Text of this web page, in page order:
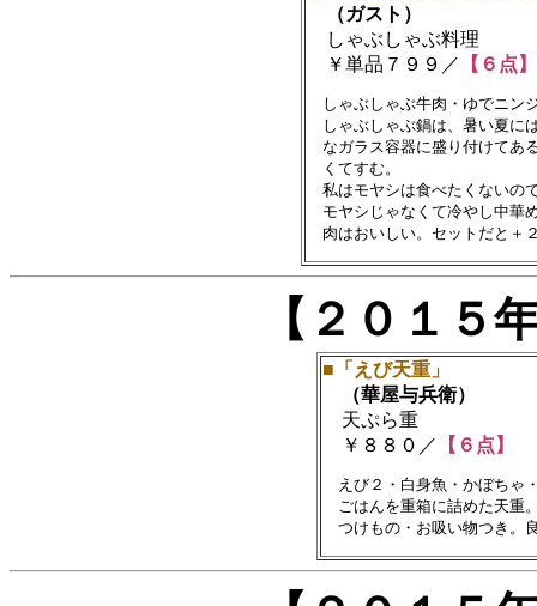
（ガスト）
しゃぶしゃぶ料理
￥単品７９９／
【６点】
しゃぶしゃぶ牛肉・ゆでニン
しゃぶしゃぶ鍋は、暑い夏に
なガラス容器に盛り付けてあ
くてすむ。
私はモヤシは食べたくないの
モヤシじゃなくて冷やし中華
【２０１
■「えび天重」
（華屋与兵衛）
天ぷら重
￥８８０／
【６点】
えび２・白身魚・かぼちゃ
ごはんを重箱に詰めた天重